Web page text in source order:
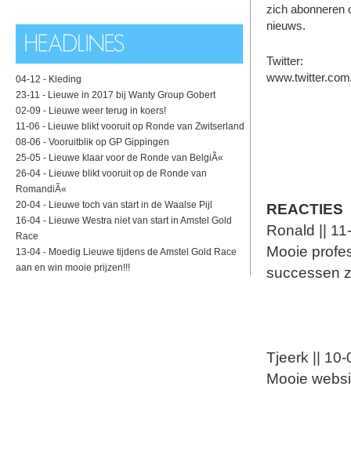
04-12 - Kleding
23-11 - Lieuwe in 2017 bij Wanty Group Gobert
02-09 - Lieuwe weer terug in koers!
11-06 - Lieuwe blikt vooruit op Ronde van Zwitserland
08-06 - Vooruitblik op GP Gippingen
25-05 - Lieuwe klaar voor de Ronde van BelgiÃ«
26-04 - Lieuwe blikt vooruit op de Ronde van
RomandiÃ«
20-04 - Lieuwe toch van start in de Waalse Pijl
16-04 - Lieuwe Westra niet van start in Amstel Gold
Race
13-04 - Moedig Lieuwe tijdens de Amstel Gold Race
aan en win mooie prijzen!!!
zich abonneren
nieuws.
Twitter:
REACTIES
Ronald ||
Mooie
successen
Tjeerk ||
Mooie